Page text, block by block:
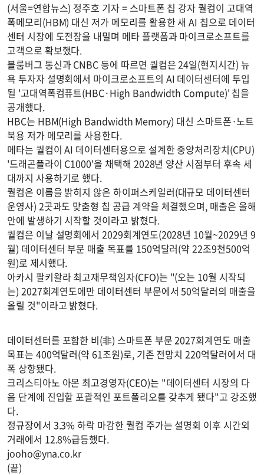
(서울=연합뉴스) 정주호 기자 = 스마트폰 칩 강자 퀄컴이 고대역
폭메모리(HBM) 대신 저가 메모리를 활용한 새 AI 칩으로 데이터
센터 시장에 도전장을 내밀며 메타 플랫폼과 마이크로소프트를
고객으로 확보했다.
블룸버그 통신과 CNBC 등에 따르면 퀄컴은 24일(현지시간) 뉴
욕 투자자 설명회에서 마이크로소프트의 AI 데이터센터에 투입
될 '고대역폭컴퓨트(HBC·High Bandwidth Compute)' 칩을
공개했다.
HBC는 HBM(High Bandwidth Memory) 대신 스마트폰·노트
북용 저가 메모리를 사용한다.
메타는 퀄컴이 AI 데이터센터용으로 설계한 중앙처리장치(CPU)
'드래곤플라이 C1000'을 채택해 2028년 양산 시점부터 후속 세
대까지 사용하기로 했다.
퀄컴은 이름을 밝히지 않은 하이퍼스케일러(대규모 데이터센터
운영사) 2곳과도 맞춤형 칩 공급 계약을 체결했으며, 매출은 올해
안에 발생하기 시작할 것이라고 밝혔다.
퀄컴은 이날 설명회에서 2029회계연도(2028년 10월~2029년 9
월) 데이터센터 부문 매출 목표를 150억달러(약 22조9천500억
원)로 제시했다.
아카시 팔키왈라 최고재무책임자(CFO)는 "(오는 10월 시작되
는) 2027회계연도에만 데이터센터 부문에서 50억달러의 매출을
올릴 것"이라고 밝혔다.
데이터센터를 포함한 비(非) 스마트폰 부문 2027회계연도 매출
목표는 400억달러(약 61조원)로, 기존 전망치 220억달러에서 대
폭 상향됐다.
크리스티아노 아몬 최고경영자(CEO)는 "데이터센터 시장의 다
음 단계에 진입할 포괄적인 포트폴리오를 갖추게 됐다"고 강조했
다.
정규장에서 3.3% 하락 마감한 퀄컴 주가는 설명회 이후 시간외
거래에서 12.8%급등했다.
jooho@yna.co.kr
(끝)